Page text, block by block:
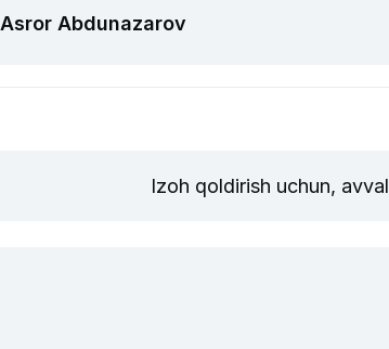
Asror Abdunazarov
Izoh qoldirish uchun, avval